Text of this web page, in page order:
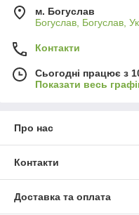
м. Богуслав
Богуслав, Богуслав,
Контакти
Сьогодні працює з
Показати весь
Про нас
Контакти
Доставка та оплата